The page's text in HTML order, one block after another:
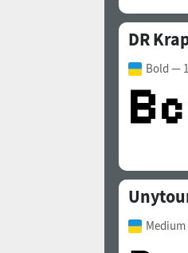
DR
Bold —
Medium